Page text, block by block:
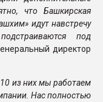
что Башкирская
идут навстречу
под
директор
из них мы работаем
Нас полностью